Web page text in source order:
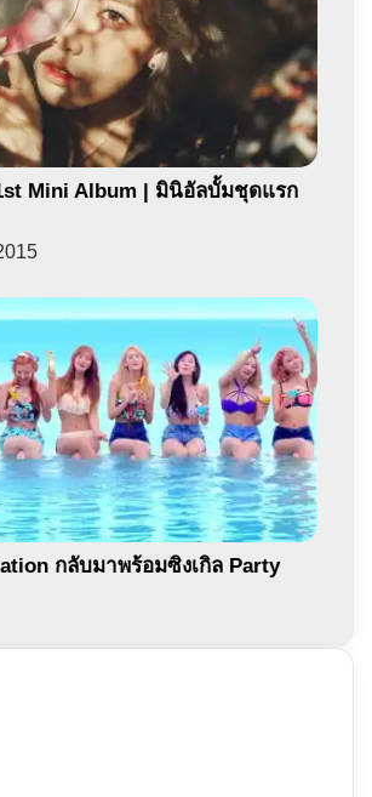
1st Mini Album | มินิอัลบั้มชุดแรก
กลับมาพร้อมซิงเกิล Party